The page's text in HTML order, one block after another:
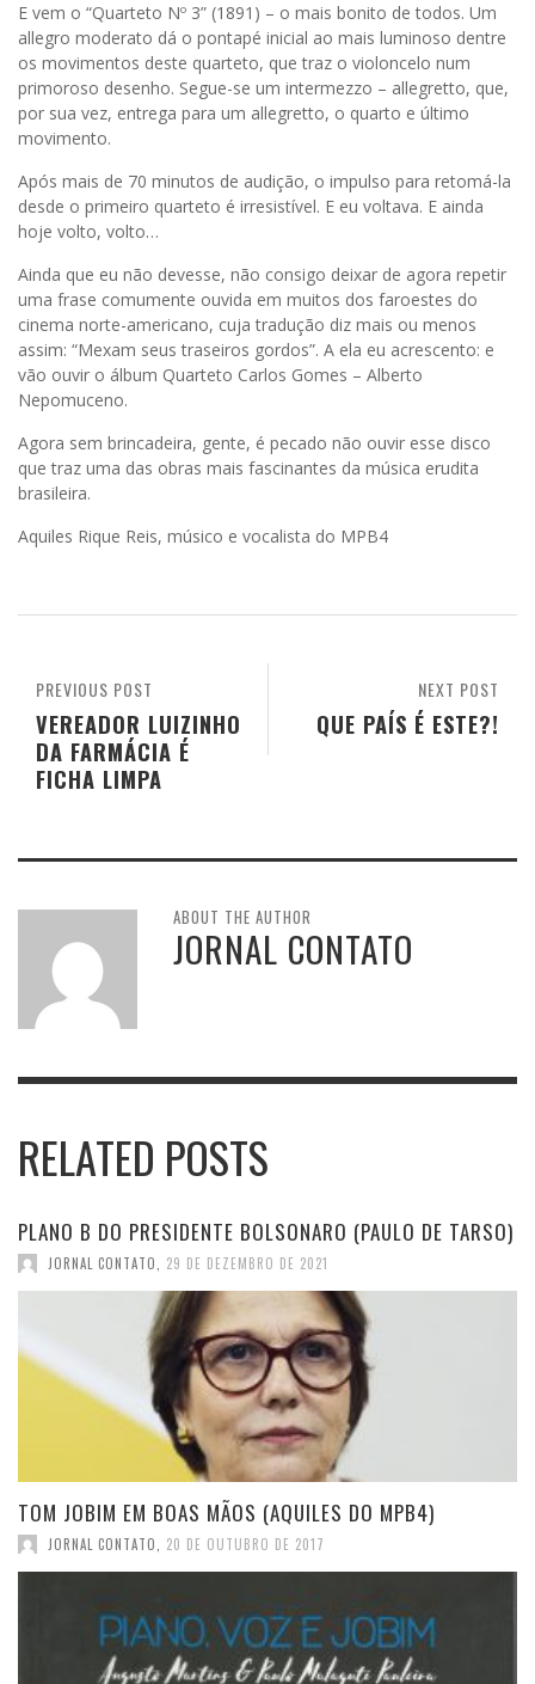
E vem o “Quarteto Nº 3” (1891) – o mais bonito de todos. Um
allegro moderato dá o pontapé inicial ao mais luminoso dentre
os movimentos deste quarteto, que traz o violoncelo num
primoroso desenho. Segue-se um intermezzo – allegretto, que,
por sua vez, entrega para um allegretto, o quarto e último
movimento.
Após mais de 70 minutos de audição, o impulso para retomá-la
desde o primeiro quarteto é irresistível. E eu voltava. E ainda
hoje volto, volto…
Ainda que eu não devesse, não consigo deixar de agora repetir
uma frase comumente ouvida em muitos dos faroestes do
cinema norte-americano, cuja tradução diz mais ou menos
assim: “Mexam seus traseiros gordos”. A ela eu acrescento: e
vão ouvir o álbum Quarteto Carlos Gomes – Alberto
Nepomuceno.
Agora sem brincadeira, gente, é pecado não ouvir esse disco
que traz uma das obras mais fascinantes da música erudita
brasileira.
Aquiles Rique Reis, músico e vocalista do MPB4
NEXT POST
QUE PAÍS É ESTE?!
PREVIOUS POST
VEREADOR LUIZINHO
DA FARMÁCIA É
FICHA LIMPA
ABOUT THE AUTHOR
JORNAL CONTATO
RELATED POSTS
PLANO B DO PRESIDENTE BOLSONARO (PAULO DE TARSO)
JORNAL CONTATO 29 DE DEZEMBRO DE 2021
TOM JOBIM EM BOAS MÃOS (AQUILES DO MPB4)
JORNAL CONTATO 20 DE OUTUBRO DE 2017